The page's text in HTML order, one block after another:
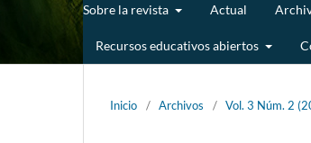
Sobre la revista Actual
Recursos educativos abiertos
Inicio / Archivos / Vol. 3 Núm. 2